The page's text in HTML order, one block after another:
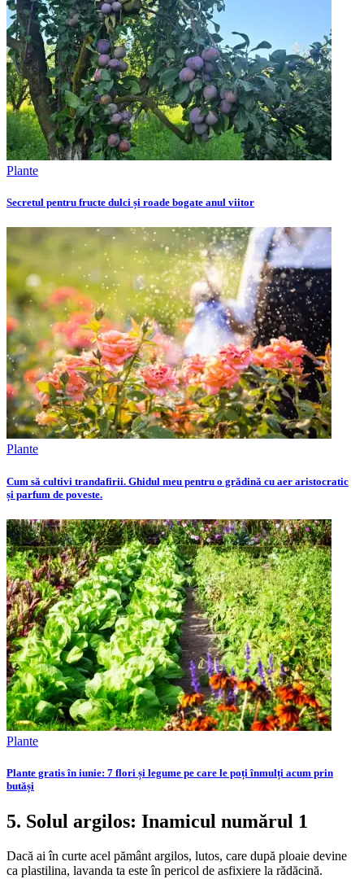
Plante
Secretul pentru fructe dulci și roade bogate anul viitor
Plante
Cum să cultivi trandafirii. Ghidul meu pentru o grădină cu aer aristocratic
și parfum de poveste.
Plante
Plante gratis în iunie: 7 flori și legume pe care le poți înmulți acum prin
butăși
5. Solul argilos: Inamicul numărul 1
Dacă ai în curte acel pământ argilos, lutos, care după ploaie devine
ca plastilina, lavanda ta este în pericol de asfixiere la rădăcină.